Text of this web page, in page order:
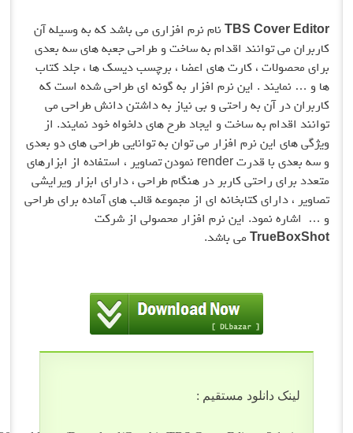
TBSنام نرم افزاری می باشد که به وسیله آن
می توانند اقدام به ساخت و طراحی جعبه های سه بعدی
، کارت های اعضا ، برچسب دیسک ها ، جلد کتاب
. این نرم افزار به گونه ای طراحی شده است که
در آن به راحتی و بی نیاز به داشتن دانش طراحی می
به ساخت و ایجاد طرح های دلخواه خود نمایند. از
این نرم افزار می توان به توانایی طراحی های دو بعدی
با قدرتrenderنمودن تصاویر ، استفاده از ابزارهای
راحتی کاربر در هنگام طراحی ، دارای ابزار ویرایشی
دارای کتابخانه ای از مجموعه قالب های آماده برای طراحی
نمود. این نرم افزار محصولی از شرکت
می باشد.
دانلود مستقیم :